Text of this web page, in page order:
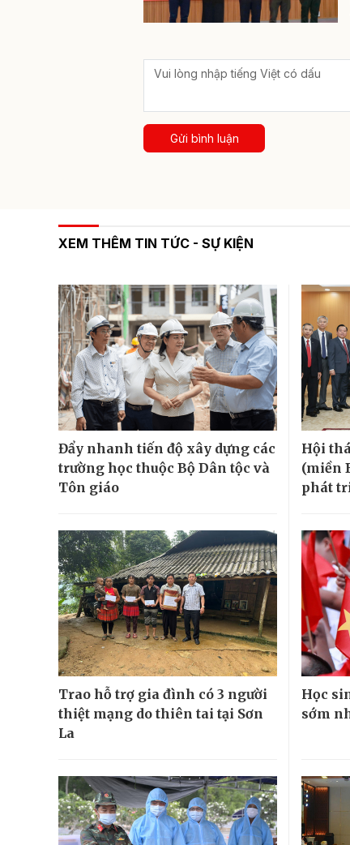
Gửi bình luận
XEM THÊM TIN TỨC - SỰ KIỆN
Đẩy nhanh tiến độ xây dựng các
trường học thuộc Bộ Dân tộc và
Tôn giáo
Hội
(miền
phát
Trao hỗ trợ gia đình có 3 người
thiệt mạng do thiên tai tại Sơn
La
Học
sớm